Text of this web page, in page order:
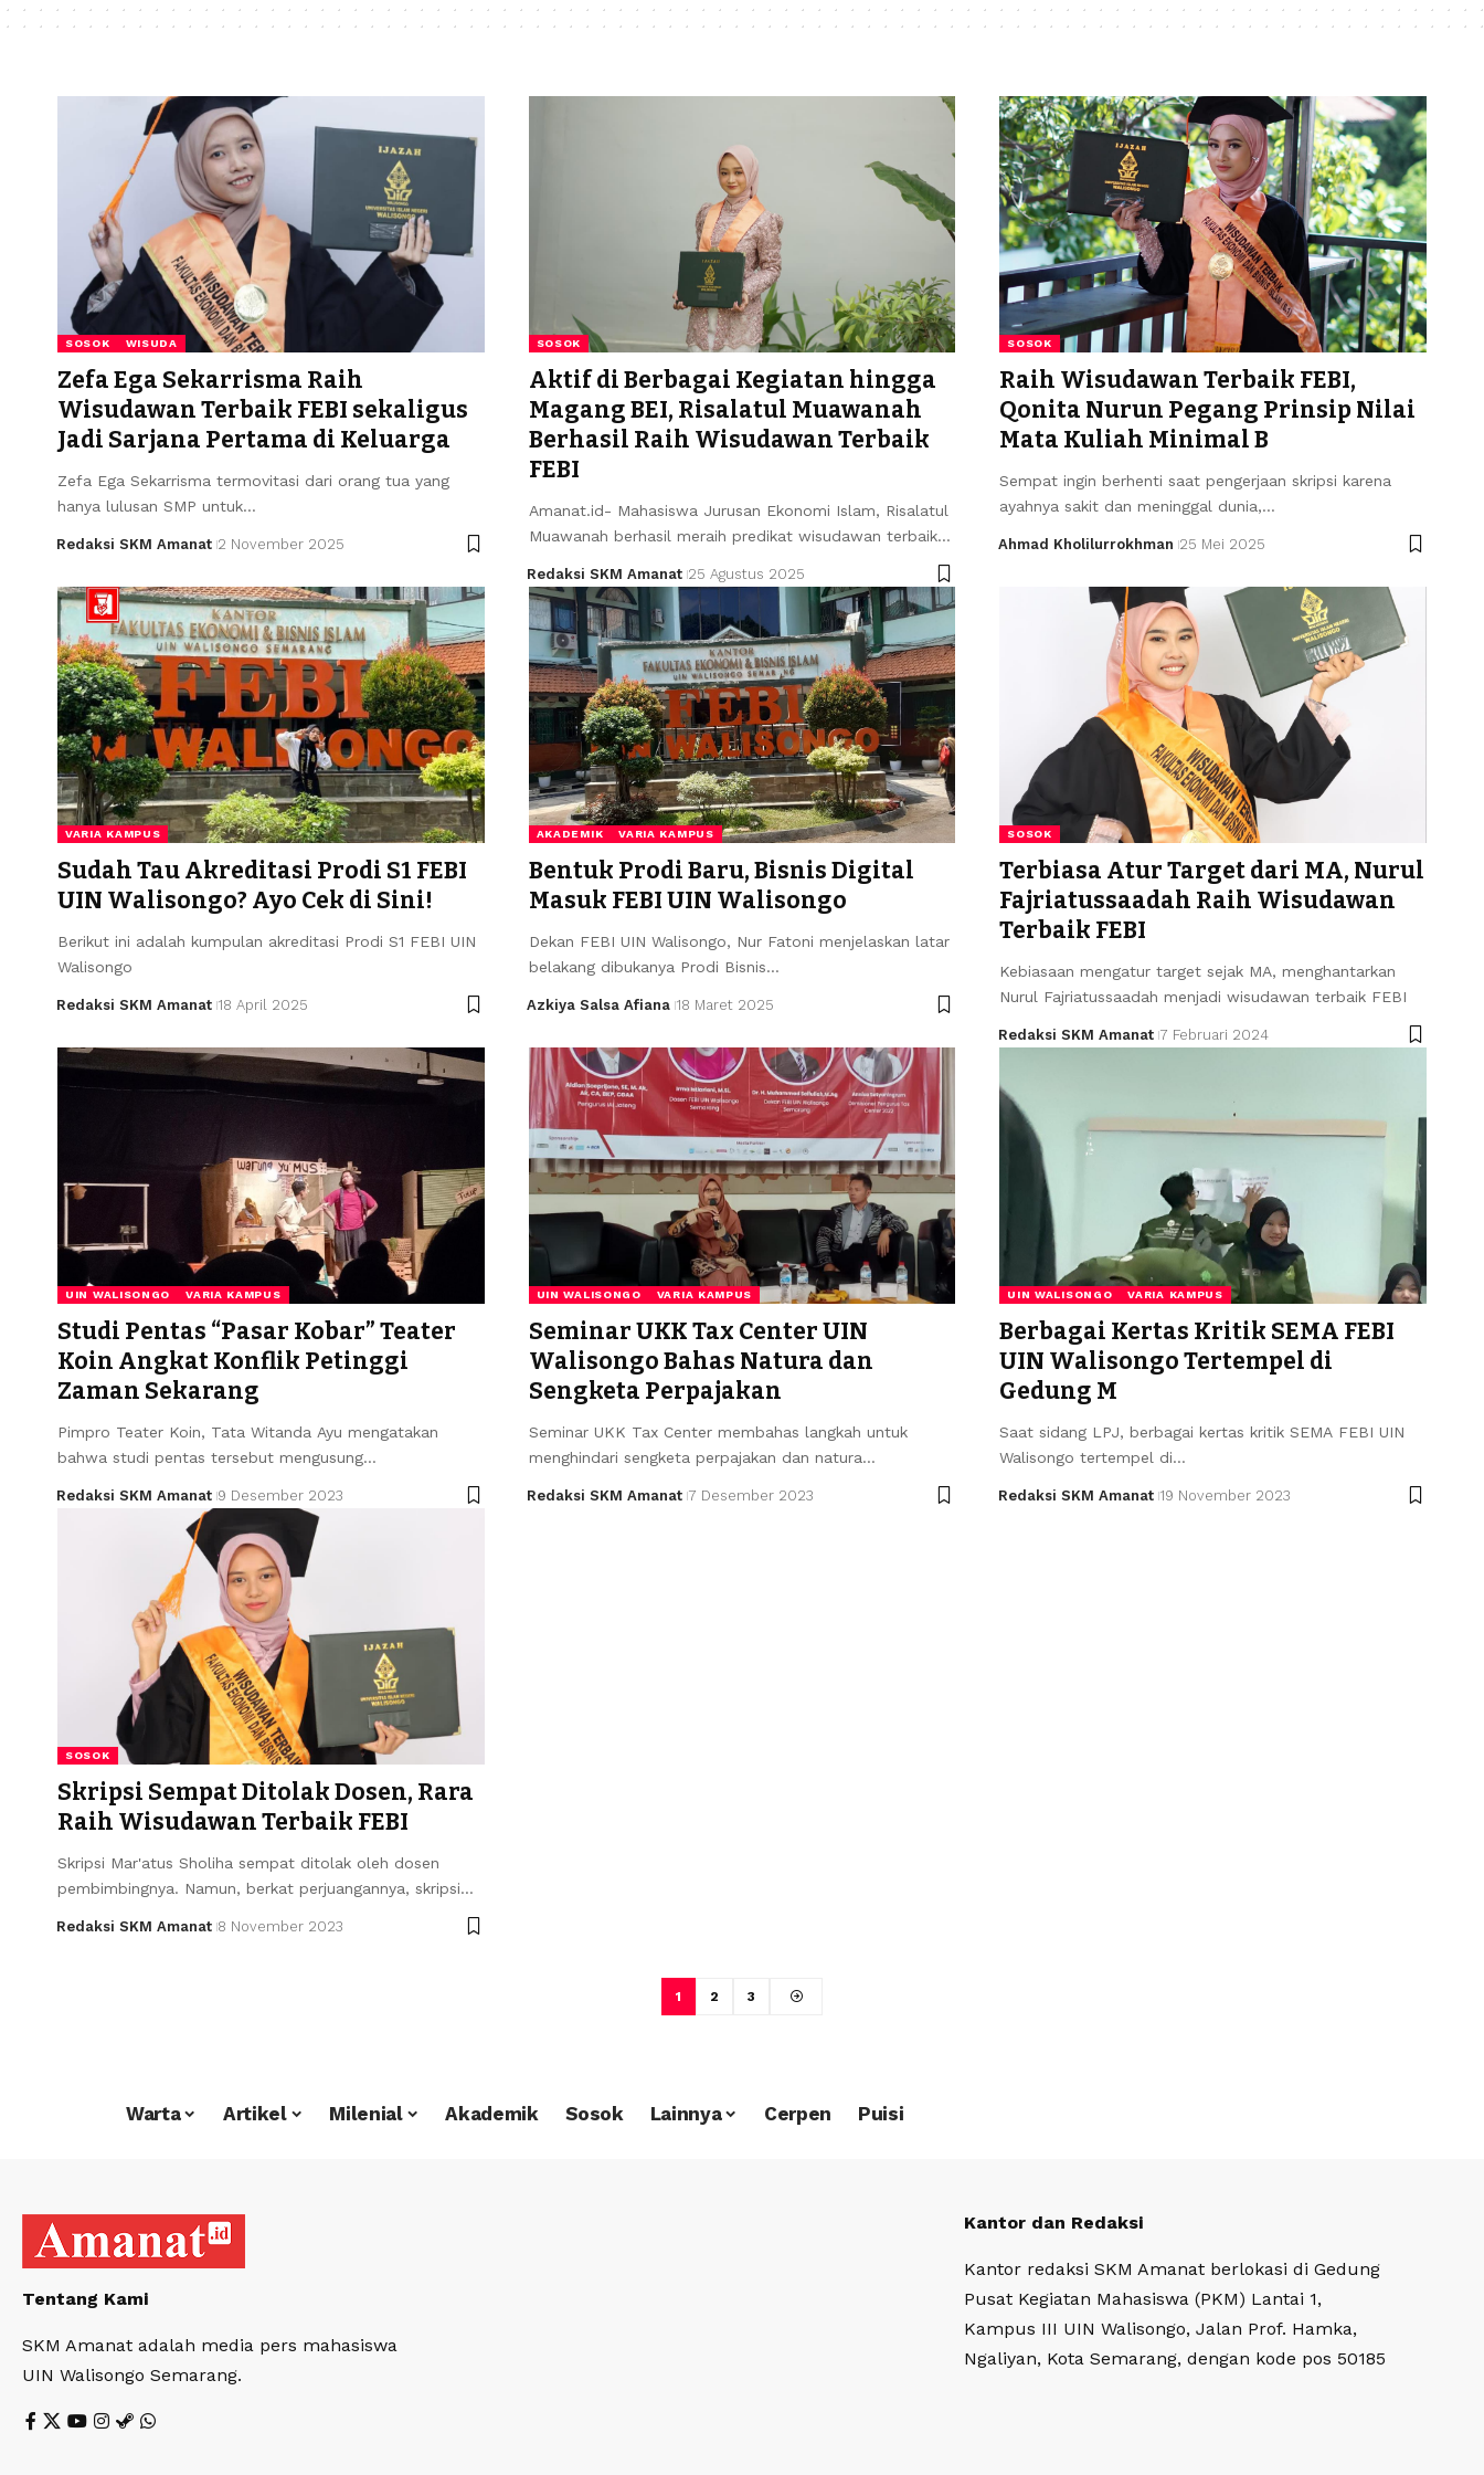
SOSOK WISUDA
Zefa Ega Sekarrisma Raih
Wisudawan Terbaik FEBI sekaligus
Jadi Sarjana Pertama di Keluarga
Zefa Ega Sekarrisma termovitasi dari orang tua yang
hanya lulusan SMP untuk…
Redaksi SKM Amanat 2 November 2025
SOSOK
Aktif di Berbagai Kegiatan hingga
Magang BEI, Risalatul Muawanah
Berhasil Raih Wisudawan Terbaik
FEBI
Amanat.id- Mahasiswa Jurusan Ekonomi Islam, Risalatul
Muawanah berhasil meraih predikat wisudawan terbaik…
Redaksi SKM Amanat 25 Agustus 2025
SOSOK
Raih Wisudawan Terbaik FEBI,
Qonita Nurun Pegang Prinsip Nilai
Mata Kuliah Minimal B
Sempat ingin berhenti saat pengerjaan skripsi karena
ayahnya sakit dan meninggal dunia,…
Ahmad Kholilurrokhman 25 Mei 2025
VARIA KAMPUS
Sudah Tau Akreditasi Prodi S1 FEBI
UIN Walisongo? Ayo Cek di Sini!
Berikut ini adalah kumpulan akreditasi Prodi S1 FEBI UIN
Walisongo
Redaksi SKM Amanat 18 April 2025
AKADEMIK VARIA KAMPUS
Bentuk Prodi Baru, Bisnis Digital
Masuk FEBI UIN Walisongo
Dekan FEBI UIN Walisongo, Nur Fatoni menjelaskan latar
belakang dibukanya Prodi Bisnis…
Azkiya Salsa Afiana 18 Maret 2025
SOSOK
Terbiasa Atur Target dari MA, Nurul
Fajriatussaadah Raih Wisudawan
Terbaik FEBI
Kebiasaan mengatur target sejak MA, menghantarkan
Nurul Fajriatussaadah menjadi wisudawan terbaik FEBI
Redaksi SKM Amanat 7 Februari 2024
UIN WALISONGO VARIA KAMPUS
Studi Pentas “Pasar Kobar” Teater
Koin Angkat Konflik Petinggi
Zaman Sekarang
Pimpro Teater Koin, Tata Witanda Ayu mengatakan
bahwa studi pentas tersebut mengusung…
Redaksi SKM Amanat 9 Desember 2023
UIN WALISONGO VARIA KAMPUS
Seminar UKK Tax Center UIN
Walisongo Bahas Natura dan
Sengketa Perpajakan
Seminar UKK Tax Center membahas langkah untuk
menghindari sengketa perpajakan dan natura…
Redaksi SKM Amanat 7 Desember 2023
UIN WALISONGO VARIA KAMPUS
Berbagai Kertas Kritik SEMA FEBI
UIN Walisongo Tertempel di
Gedung M
Saat sidang LPJ, berbagai kertas kritik SEMA FEBI UIN
Walisongo tertempel di…
Redaksi SKM Amanat 19 November 2023
SOSOK
Skripsi Sempat Ditolak Dosen, Rara
Raih Wisudawan Terbaik FEBI
Skripsi Mar'atus Sholiha sempat ditolak oleh dosen
pembimbingnya. Namun, berkat perjuangannya, skripsi…
Redaksi SKM Amanat 8 November 2023
1 2 3
Warta Artikel Milenial Akademik Sosok Lainnya Cerpen Puisi
Tentang Kami
SKM Amanat adalah media pers mahasiswa
UIN Walisongo Semarang.
Kantor dan Redaksi
Kantor redaksi SKM Amanat berlokasi di Gedung
Pusat Kegiatan Mahasiswa (PKM) Lantai 1,
Kampus III UIN Walisongo, Jalan Prof. Hamka,
Ngaliyan, Kota Semarang, dengan kode pos 50185